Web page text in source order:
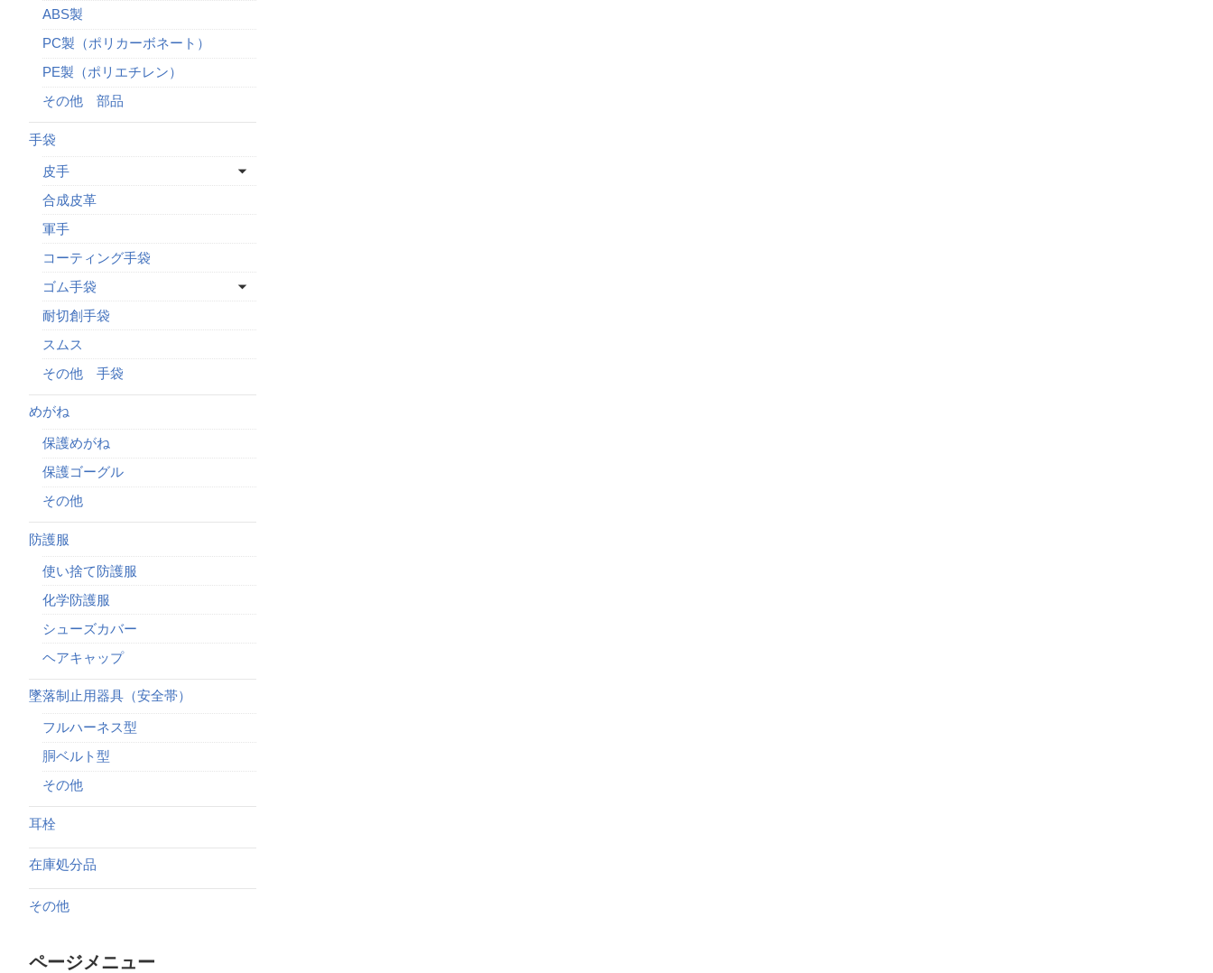
ABS製
PC製（ポリカーボネート）
PE製（ポリエチレン）
その他 部品
手袋
皮手
合成皮革
軍手
コーティング手袋
ゴム手袋
耐切創手袋
スムス
その他 手袋
めがね
保護めがね
保護ゴーグル
その他
防護服
使い捨て防護服
化学防護服
シューズカバー
ヘアキャップ
墜落制止用器具（安全帯）
フルハーネス型
胴ベルト型
その他
耳栓
在庫処分品
その他
ページメニュー